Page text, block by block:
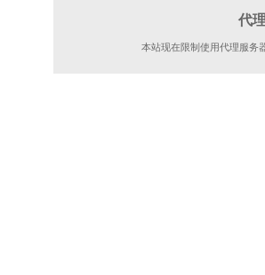
代
本站现在限制使用代理服务